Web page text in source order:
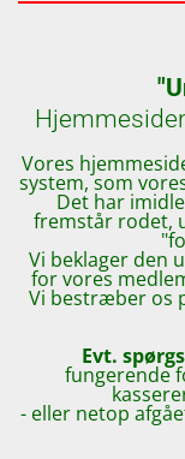
Vores
system, som
Det har
fremstår rodet,
Vi beklager den
for vores
Vi bestræber os
Evt.
fungerende
- eller netop